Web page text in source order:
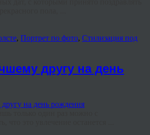
, Портрет по фото, Стилизация под
другу на день